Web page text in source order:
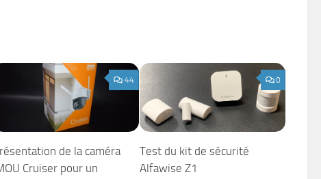
44
de la caméra
Cruiser pour un
0
Test du kit de sécurité
Alfawise Z1